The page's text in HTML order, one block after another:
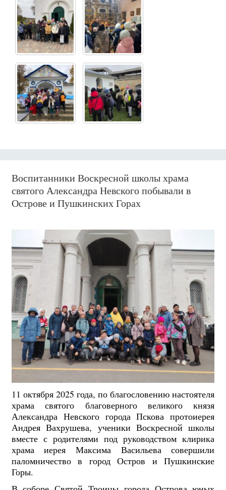
Воспитанники Воскресной школы храма
святого Александра Невского побывали в
Острове и Пушкинских Горах
11 октября 2025 года, по благословению настоятеля
храма святого благоверного великого князя
Александра Невского города Пскова протоиерея
Андрея Вахрушева, ученики Воскресной школы
вместе с родителями под руководством клирика
храма иерея Максима Васильева совершили
паломничество в город Остров и Пушкинские
Горы.